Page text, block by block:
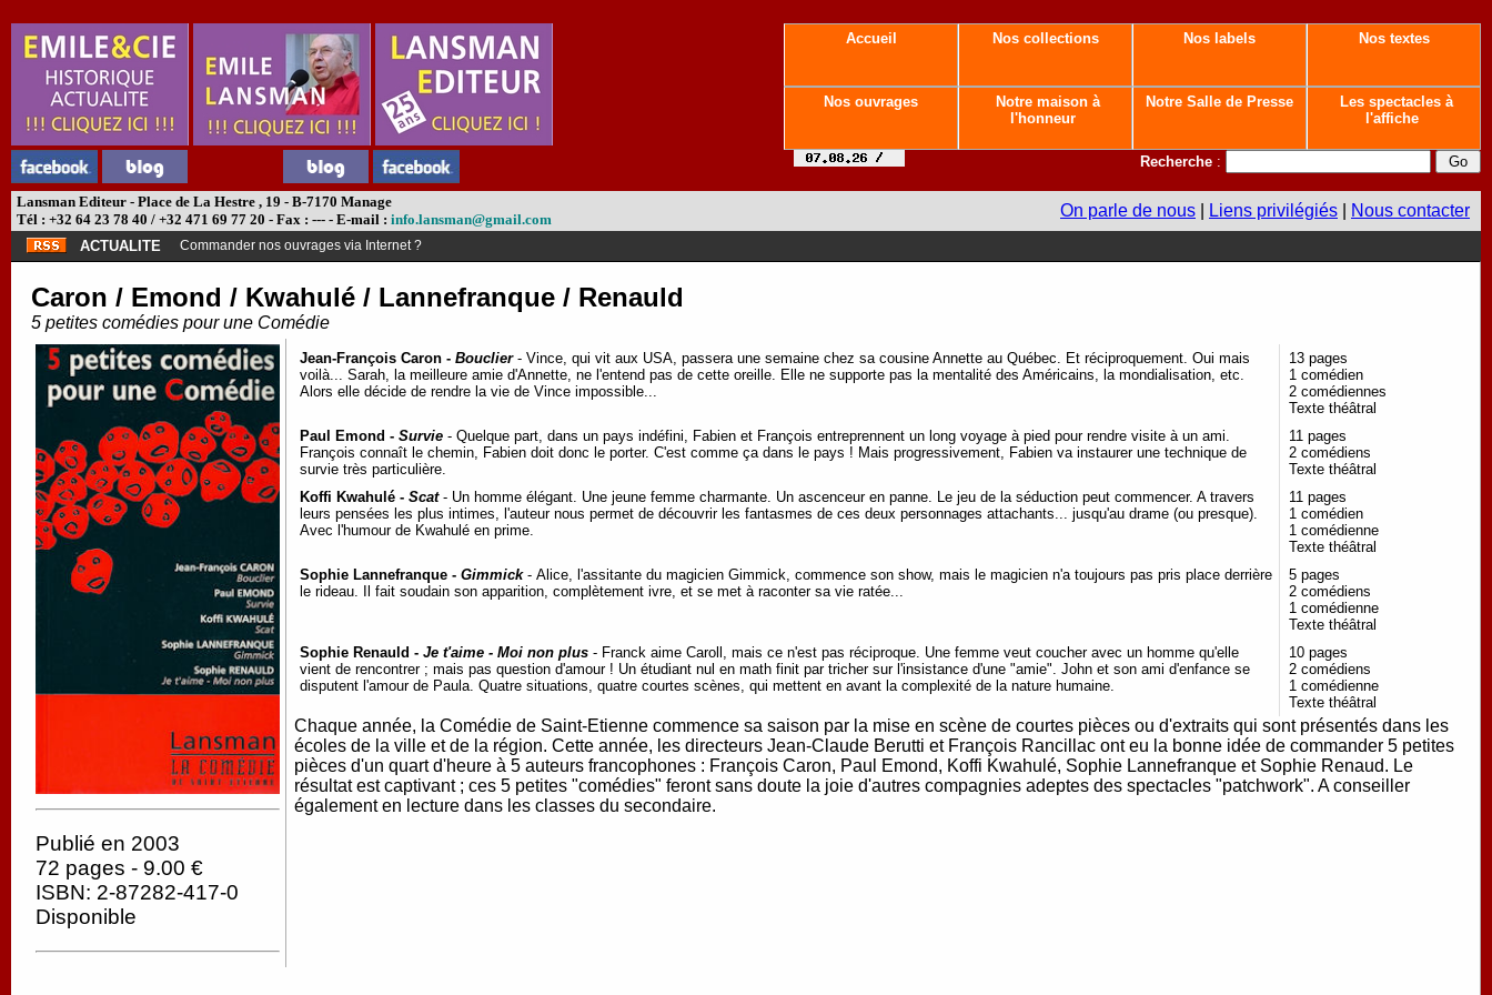
Accueil Nos collections Nos labels Nos textes
Nos ouvrages
Notre maison à
l'honneur
Notre Salle de Presse
Les spectacles à
l'affiche
Recherche :
Lansman Editeur - Place de La Hestre , 19 - B-7170 Manage
Tél : +32 64 23 78 40 / +32 471 69 77 20 - Fax : --- - E-mail : info.lansman@gmail.com On parle de nous Liens privilégiés Nous contacter
ACTUALITE Commander nos ouvrages via Internet ?
Caron / Emond / Kwahulé / Lannefranque / Renauld
5 petites comédies pour une Comédie
Publié en 2003
72 pages - 9.00 €
ISBN: 2-87282-417-0
Disponible
Jean-François Caron - Bouclier- Vince, qui vit aux USA, passera une semaine chez sa cousine Annette au Québec. Et réciproquement. Oui mais
voilà... Sarah, la meilleure amie d'Annette, ne l'entend pas de cette oreille. Elle ne supporte pas la mentalité des Américains, la mondialisation, etc.
Alors elle décide de rendre la vie de Vince impossible...
13 pages
1 comédien
2 comédiennes
Texte théâtral
Paul Emond - Survie - Quelque part, dans un pays indéfini, Fabien et François entreprennent un long voyage à pied pour rendre visite à un ami.
François connaît le chemin, Fabien doit donc le porter. C'est comme ça dans le pays ! Mais progressivement, Fabien va instaurer une technique de
survie très particulière.
11 pages
2 comédiens
Texte théâtral
Koffi Kwahulé - Scat- Un homme élégant. Une jeune femme charmante. Un ascenceur en panne. Le jeu de la séduction peut commencer. A travers
leurs pensées les plus intimes, l'auteur nous permet de découvrir les fantasmes de ces deux personnages attachants... jusqu'au drame (ou presque).
Avec l'humour de Kwahulé en prime.
11 pages
1 comédien
1 comédienne
Texte théâtral
Sophie Lannefranque - Gimmick- Alice, l'assitante du magicien Gimmick, commence son show, mais le magicien n'a toujours pas pris place derrière
le rideau. Il fait soudain son apparition, complètement ivre, et se met à raconter sa vie ratée...
5 pages
2 comédiens
1 comédienne
Texte théâtral
Sophie Renauld - Je t'aime - Moi non plus - Franck aime Caroll, mais ce n'est pas réciproque. Une femme veut coucher avec un homme qu'elle
vient de rencontrer ; mais pas question d'amour ! Un étudiant nul en math finit par tricher sur l'insistance d'une "amie". John et son ami d'enfance se
disputent l'amour de Paula. Quatre situations, quatre courtes scènes, qui mettent en avant la complexité de la nature humaine.
10 pages
2 comédiens
1 comédienne
Texte théâtral
Chaque année, la Comédie de Saint-Etienne commence sa saison par la mise en scène de courtes pièces ou d'extraits qui sont présentés dans les
écoles de la ville et de la région. Cette année, les directeurs Jean-Claude Berutti et François Rancillac ont eu la bonne idée de commander 5 petites
pièces d'un quart d'heure à 5 auteurs francophones : François Caron, Paul Emond, Koffi Kwahulé, Sophie Lannefranque et Sophie Renaud. Le
résultat est captivant ; ces 5 petites "comédies" feront sans doute la joie d'autres compagnies adeptes des spectacles "patchwork". A conseiller
également en lecture dans les classes du secondaire.